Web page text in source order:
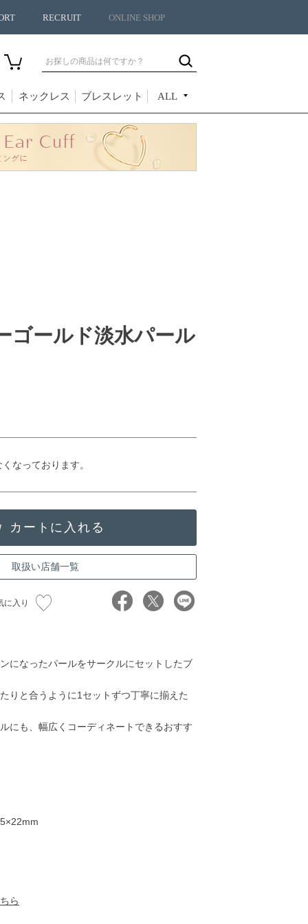
RECRUIT ONLINE SHOP
ネックレス ブレスレット ALL
ゴールド淡水パール
なっております。
取扱い店舗一覧
に入り
になったパールをサークルにセットしたブ
りと合うように1セットずつ丁寧に揃えた
にも、幅広くコーディネートできるおすす
ら